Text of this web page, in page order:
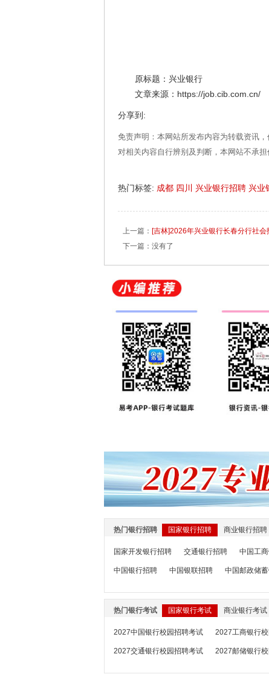
原标题：兴业银行
文章来源：https://job.cib.com.cn/
分享到:
免责声明：本网站所发布内容为转载资讯
对相关内容自行辨别及判断，本网站不承
热门标签: 成都 四川 兴业银行招聘 兴业
上一篇： [吉林]2026年兴业银行长春分行社会
下一篇：没有了
热门银行招聘 国家银行招聘 商业银行招聘
国家开发银行招聘 交通银行招聘 中国工
中国银行招聘 中国银联招聘 中国邮政储
热门银行考试 国家银行考试 商业银行考试
2027中国银行校园招聘考试 2027工商银行
2027交通银行校园招聘考试 2027邮储银行